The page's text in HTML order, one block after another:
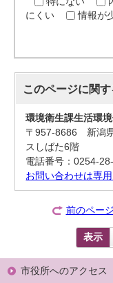
にくい
情報が
このページに関す
環境衛生課生活環
〒957-8686 新潟
スしばた6階
電話番号：0254-
お問い合わせは専
前のペー
表示
市役所へのアクセス